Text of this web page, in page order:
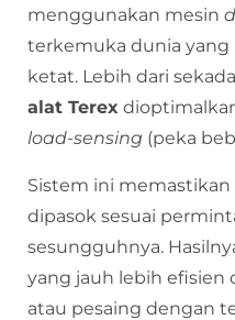
menggunakan mesin
terkemuka dunia
ketat. Lebih dari
alat Terex
load-sensing (peka
Sistem ini memastikan
dipasok sesuai
sesungguhnya.
yang jauh lebih efisien
atau pesaing dengan